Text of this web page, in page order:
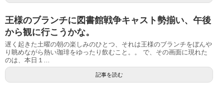
王様のブランチに図書館戦争キャスト勢揃い、午後
から観に行こうかな。
遅く起きた土曜の朝の楽しみのひとつ、それは王様のブランチをぼんや
り眺めながら熱い珈琲をゆったり飲むこと。。 で、その画面に現れた
のは、本日１...
記事を読む